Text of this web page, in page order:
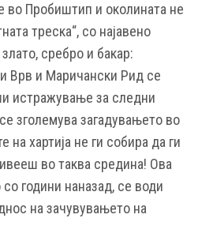
во Пробиштип и околината не
треска“, со најавено
сребро и бакар:
Врв и Маричански Рид се
истражување за следни
зголемува загадувањето во
хартија не ги собира да ги
во таква средина! Ова
години наназад, се води
на зачувувањето на